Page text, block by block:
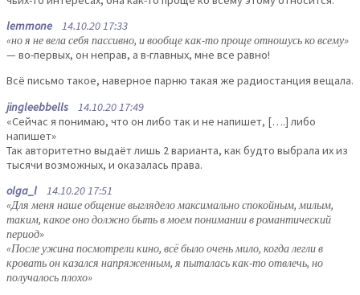
lemmone 14.10.20 17:33
«но я не вела себя пассивно, и вообще как-то проще отношусь ко всему»
— во-первых, он неправ, а в-главных, мне все равно!
Всё письмо такое, наверное парню такая же радиостанция вещала.
jingleebbells 14.10.20 17:49
«Сейчас я понимаю, что он либо так и не напишет, [….] либо
напишет»
Так авторитетно выдаёт лишь 2 варианта, как будто выбрала их из
тысячи возможных, и оказалась права.
olga_l 14.10.20 17:51
«Для меня наше общение выглядело максимально спокойным, милым,
таким, какое оно должно быть в моем понимании в романтический
период»
«После ужина посмотрели кино, всё было очень мило, когда легли в
кровать он казался напряженным, я пыталась как-то отвлечь, но
получалось плохо»